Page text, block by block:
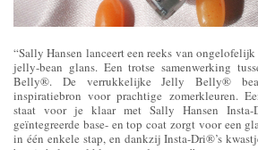
“Sally Hansen lanceert een reeks van
jelly-bean glans. Een trotse samenwerking
Belly®. De verrukkelijke Jelly Belly®
inspiratiebron voor prachtige zomerkleuren.
staat voor je klaar met Sally Hansen Insta-
geïntegreerde base- en top coat zorgt voor een
in één enkele stap, en dankzij Insta-Dri®’s